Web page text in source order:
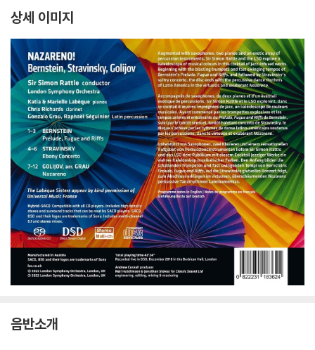
상세 이미지
음반소개